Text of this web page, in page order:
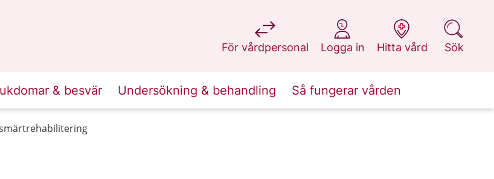
För vårdpersonal
på 1177.se
Logga in
på 1177.se
Hitta vård
på 1177.se
Sök
på 1177.se
& besvär Undersökning & behandling Så fungerar vården